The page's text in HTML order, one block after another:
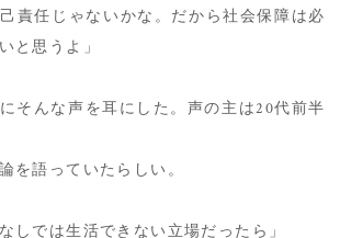
責任じゃないかな。だから社会保障は必
と思うよ」
そんな声を耳にした。声の主は20代前半
を語っていたらしい。
しでは生活できない立場だったら」